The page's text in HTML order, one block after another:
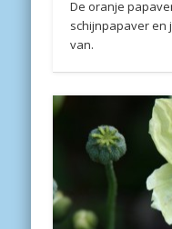
De oranje
schijnpapaver en
van.